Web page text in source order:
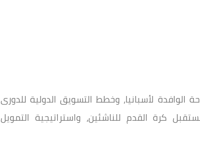
لأسبانيا، وخطط التسويق الدولية للدورى
كرة القدم للناشئين، واستراتيجية التمويل